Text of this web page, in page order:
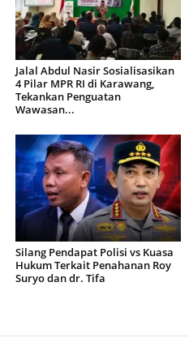
Jalal Abdul Nasir Sosialisasikan
4 Pilar MPR RI di Karawang,
Tekankan Penguatan
Wawasan...
Silang Pendapat Polisi vs Kuasa
Hukum Terkait Penahanan Roy
Suryo dan dr. Tifa